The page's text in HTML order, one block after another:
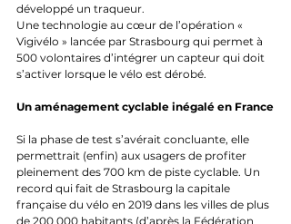
développé un traqueur.
Une technologie au cœur de l’opération «
Vigivélo » lancée par Strasbourg qui permet à
500 volontaires d’intégrer un capteur qui doit
s’activer lorsque le vélo est dérobé.
Un aménagement cyclable inégalé en France
Si la phase de test s’avérait concluante, elle
permettrait (enfin) aux usagers de profiter
pleinement des 700 km de piste cyclable. Un
record qui fait de Strasbourg la capitale
française du vélo en 2019 dans les villes de plus
de 200 000 habitants (d’après la Fédération